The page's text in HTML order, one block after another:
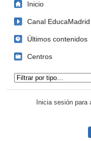
Inicio
Canal EducaMadrid
Últimos contenidos
Centros
Inicia sesión